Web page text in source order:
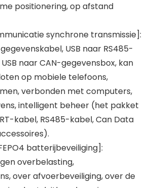
positionering, op afstand
synchrone transmissie]:
USB naar RS485-
naar CAN-gegevensbox, kan
op mobiele telefoons,
verbonden met computers,
intelligent beheer (het pakket
kabel, RS485-kabel, Can Data
batterijbeveiliging]:
overbelasting,
over afvoerbeveiliging, over de